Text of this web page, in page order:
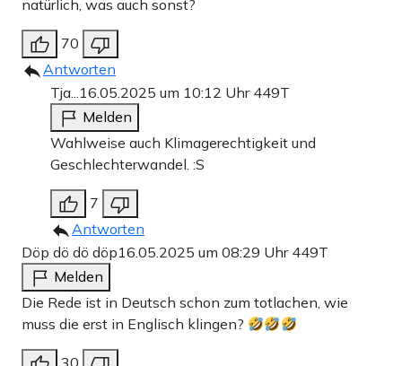
natürlich, was auch sonst?
70
Antworten
Tja...16.05.2025 um 10:12 Uhr 449T
Melden
Wahlweise auch Klimagerechtigkeit und
Geschlechterwandel. :S
7
Antworten
Döp dö dö döp16.05.2025 um 08:29 Uhr 449T
Melden
Die Rede ist in Deutsch schon zum totlachen, wie
muss die erst in Englisch klingen?